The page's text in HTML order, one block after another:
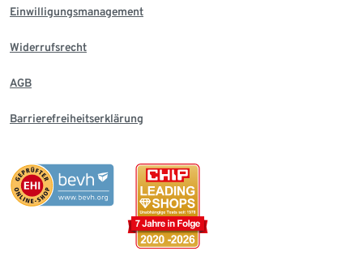
Einwilligungsmanagement
Widerrufsrecht
AGB
Barrierefreiheitserklärung